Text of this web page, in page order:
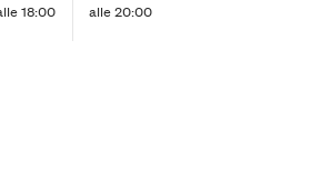
18:00 alle 20:00